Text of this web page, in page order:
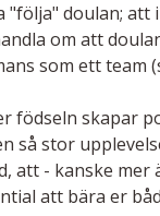
doulan;
om att
som ett team
födseln skapar
så stor
- kanske
att bära er